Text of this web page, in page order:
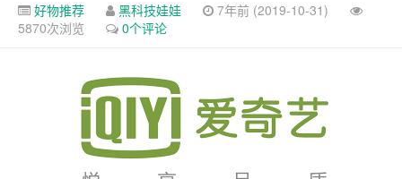
好物推荐 黑科技娃娃
7年前 (2019-10-31)
5870次浏览
0个评论